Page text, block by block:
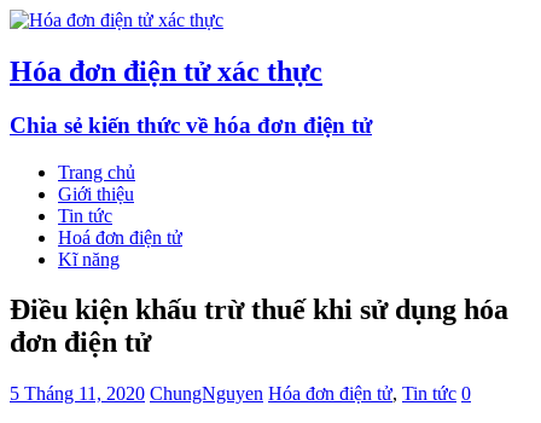
Hóa đơn điện tử xác thực
Chia sẻ kiến thức về hóa đơn điện tử
Trang chủ
Giới thiệu
Tin tức
Hoá đơn điện tử
Kĩ năng
Điều kiện khấu trừ thuế khi sử dụng hóa
đơn điện tử
5 Tháng 11, 2020 ChungNguyen Hóa đơn điện tử, Tin tức 0